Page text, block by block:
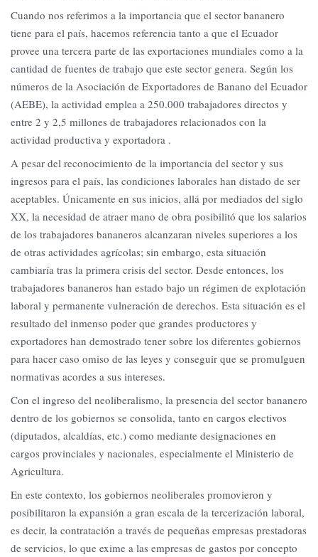
Cuando nos referimos a la importancia que el sector bananero
tiene para el país, hacemos referencia tanto a que el Ecuador
provee una tercera parte de las exportaciones mundiales como a la
cantidad de fuentes de trabajo que este sector genera. Según los
números de la Asociación de Exportadores de Banano del Ecuador
(AEBE), la actividad emplea a 250.000 trabajadores directos y
entre 2 y 2,5 millones de trabajadores relacionados con la
actividad productiva y exportadora .
A pesar del reconocimiento de la importancia del sector y sus
ingresos para el país, las condiciones laborales han distado de ser
aceptables. Únicamente en sus inicios, allá por mediados del siglo
XX, la necesidad de atraer mano de obra posibilitó que los salarios
de los trabajadores bananeros alcanzaran niveles superiores a los
de otras actividades agrícolas; sin embargo, esta situación
cambiaría tras la primera crisis del sector. Desde entonces, los
trabajadores bananeros han estado bajo un régimen de explotación
laboral y permanente vulneración de derechos. Esta situación es el
resultado del inmenso poder que grandes productores y
exportadores han demostrado tener sobre los diferentes gobiernos
para hacer caso omiso de las leyes y conseguir que se promulguen
normativas acordes a sus intereses.
Con el ingreso del neoliberalismo, la presencia del sector bananero
dentro de los gobiernos se consolida, tanto en cargos electivos
(diputados, alcaldías, etc.) como mediante designaciones en
cargos provinciales y nacionales, especialmente el Ministerio de
Agricultura.
En este contexto, los gobiernos neoliberales promovieron y
posibilitaron la expansión a gran escala de la tercerización laboral,
es decir, la contratación a través de pequeñas empresas prestadoras
de servicios, lo que exime a las empresas de gastos por concepto